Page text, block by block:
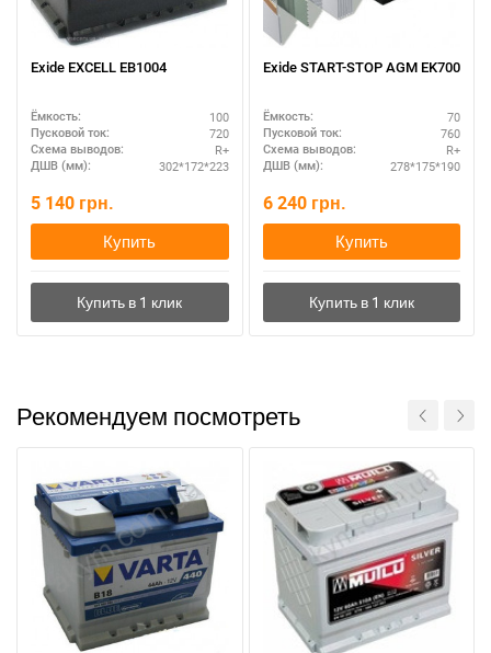
Exide EXCELL EB1004
Ёмкость: 100
Пусковой ток: 720
Схема выводов: R+
ДШВ (мм): 302*172*223
5 140 грн.
Купить
Exide START-STOP AGM EK700
Ёмкость: 70
Пусковой ток: 760
Схема выводов: R+
ДШВ (мм): 278*175*190
6 240 грн.
Купить
Рекомендуем посмотреть